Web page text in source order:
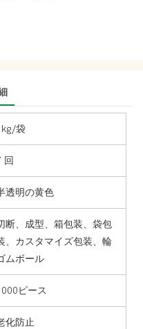
袋
回
透明の黄色
断、成型、箱包装、袋包
、カスタマイズ包装、輪
ムボール
ピース
化防止